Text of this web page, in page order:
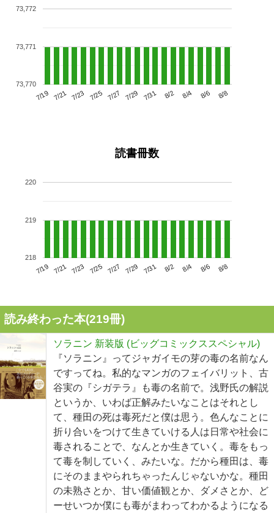
7/19 7/21 7/23 7/25 7/27 7/29 7/31 8/2 8/4 8/6 8/8
73,770
73,771
73,772
読書冊数
7/19 7/21 7/23 7/25 7/27 7/29 7/31 8/2 8/4 8/6 8/8
218
219
220
読み終わった本(219冊)
ソラニン 新装版 (ビッグコミックススペシャル)
『ソラニン』ってジャガイモの芽の毒の名前なん
ですってね。私的なマンガのフェイバリット、古
谷実の『シガテラ』も毒の名前で。浅野氏の解説
というか、いわば正解みたいなことはそれとし
て、種田の死は毒死だと僕は思う。色んなことに
折り合いをつけて生きていける人は日常や社会に
毒されることで、なんとか生きていく。毒をもっ
て毒を制していく、みたいな。だから種田は、毒
にそのままやられちゃったんじゃないかな。種田
の未熟さとか、甘い価値観とか、ダメさとか、ど
ーせいつか僕にも毒がまわってわかるようになる